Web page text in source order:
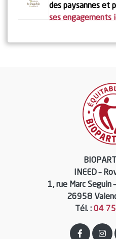
des paysannes et
ses engagements
INEED –
1, rue Marc
26958
Tél. : 04